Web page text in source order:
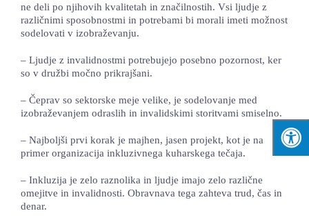
ne deli po njihovih kvalitetah in značilnostih. Vsi ljudje z
različnimi sposobnostmi in potrebami bi morali imeti možnost
sodelovati v izobraževanju.
– Ljudje z invalidnostmi potrebujejo posebno pozornost, ker
so v družbi močno prikrajšani.
– Čeprav so sektorske meje velike, je sodelovanje med
izobraževanjem odraslih in invalidskimi storitvami smiselno.
– Najboljši prvi korak je majhen, jasen projekt, kot je na
primer organizacija inkluzivnega kuharskega tečaja.
– Inkluzija je zelo raznolika in ljudje imajo zelo različne
omejitve in invalidnosti. Obravnava tega zahteva trud, čas in
denar.